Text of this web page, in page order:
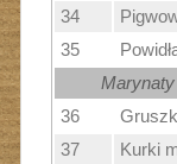
34
35
Marynaty
36
37
Kurki